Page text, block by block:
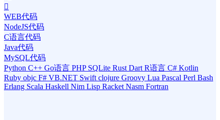
WEB代码
NodeJS代码
C语言代码
Java代码
MySQL代码
Python C++ Go语言 PHP SQLite Rust Dart R语言 C# Kotlin
Ruby objc F# VB.NET Swift clojure Groovy Lua Pascal Perl Bash
Erlang Scala Haskell Nim Lisp Racket Nasm Fortran